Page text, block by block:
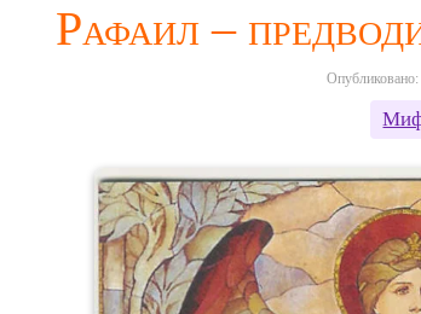
Рафаил –